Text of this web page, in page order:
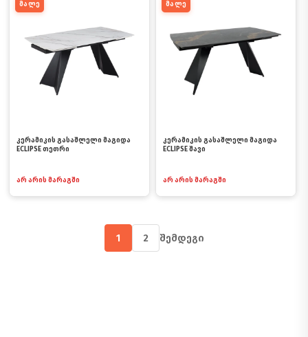
მალე
კერამიკის გასაშლელი მაგიდა
ECLIPSE თეთრი
არ არის მარაგში
მალე
კერამიკის გასაშლელი მაგიდა
ECLIPSE შავი
არ არის მარაგში
1 2 შემდეგი